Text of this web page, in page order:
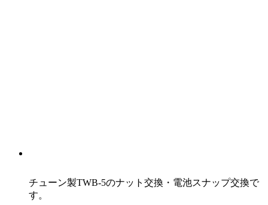
チューン製TWB-5のナット交換・電池スナップ交換で
す。